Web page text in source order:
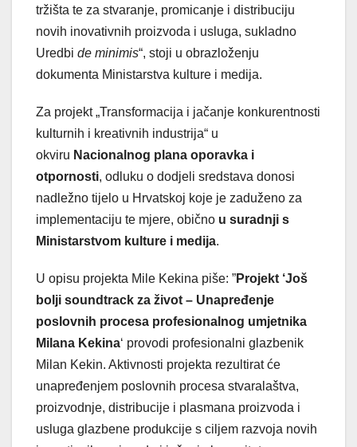
tržišta te za stvaranje, promicanje i distribuciju
novih inovativnih proizvoda i usluga, sukladno
Uredbi de minimis“, stoji u obrazloženju
dokumenta Ministarstva kulture i medija.
Za projekt „Transformacija i jačanje konkurentnosti
kulturnih i kreativnih industrija“ u
okviru Nacionalnog plana oporavka i
otpornosti, odluku o dodjeli sredstava donosi
nadležno tijelo u Hrvatskoj koje je zaduženo za
implementaciju te mjere, obično u suradnji s
Ministarstvom kulture i medija.
U opisu projekta Mile Kekina piše: ”Projekt ‘Još
bolji soundtrack za život – Unapređenje
poslovnih procesa profesionalnog umjetnika
Milana Kekina‘ provodi profesionalni glazbenik
Milan Kekin. Aktivnosti projekta rezultirat će
unapređenjem poslovnih procesa stvaralaštva,
proizvodnje, distribucije i plasmana proizvoda i
usluga glazbene produkcije s ciljem razvoja novih